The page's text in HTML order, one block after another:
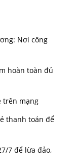
Nơi công
hoàn toàn đủ
trên mạng
thanh toán để
7 để lừa đảo,